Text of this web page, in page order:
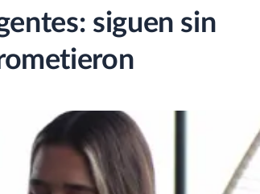
siguen sin